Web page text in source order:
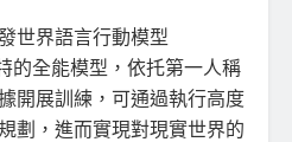
世界語言行動模型
的全能模型，依托第一人稱
開展訓練，可通過執行高度
劃，進而實現對現實世界的